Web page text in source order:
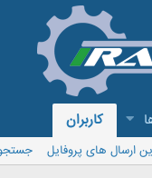
کاربران
ارسال های پروفایل